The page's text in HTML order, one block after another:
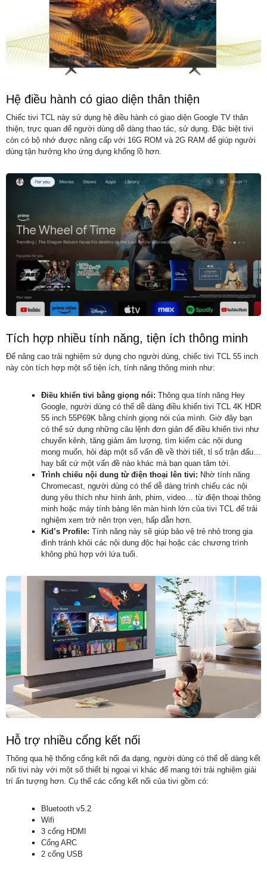
Hệ điều hành có giao diện thân thiện
Chiếc tivi TCL này sử dụng hệ điều hành có giao diện Google TV thân
thiện, trực quan để người dùng dễ dàng thao tác, sử dụng. Đặc biệt tivi
còn có bộ nhớ được nâng cấp với 16G ROM và 2G RAM để giúp người
dùng tận hưởng kho ứng dụng khổng lồ hơn.
Tích hợp nhiều tính năng, tiện ích thông minh
Để nâng cao trải nghiệm sử dụng cho người dùng, chiếc tivi TCL 55 inch
này còn tích hợp một số tiện ích, tính năng thông minh như:
Điều khiển tivi bằng giọng nói: Thông qua tính năng Hey
Google, người dùng có thể dễ dàng điều khiển tivi TCL 4K HDR
55 inch 55P69K bằng chính giọng nói của mình. Giờ đây bạn
có thể sử dụng những câu lệnh đơn giản để điều khiển tivi như
chuyển kênh, tăng giảm âm lượng, tìm kiếm các nội dung
mong muốn, hỏi đáp một số vấn đề về thời tiết, tỉ số trận đấu…
hay bất cứ một vấn đề nào khác mà bạn quan tâm tới.
Trình chiếu nội dung từ điện thoại lên tivi: Nhờ tính năng
Chromecast, người dùng có thể dễ dàng trình chiếu các nội
dung yêu thích như hình ảnh, phim, video… từ điện thoại thông
minh hoặc máy tính bảng lên màn hình lớn của tivi TCL để trải
nghiệm xem trở nên trọn vẹn, hấp dẫn hơn.
Kid’s Profile: Tính năng này sẽ giúp bảo vệ trẻ nhỏ trong gia
đình tránh khỏi các nội dung độc hại hoặc các chương trình
không phù hợp với lứa tuổi.
Hỗ trợ nhiều cổng kết nối
Thông qua hệ thống cổng kết nối đa dạng, người dùng có thể dễ dàng kết
nối tivi này với một số thiết bị ngoại vi khác để mang tới trải nghiệm giải
trí ấn tượng hơn. Cụ thể các cổng kết nối của tivi gồm có:
Bluetooth v5.2
Wifi
3 cổng HDMI
Cổng ARC
2 cổng USB